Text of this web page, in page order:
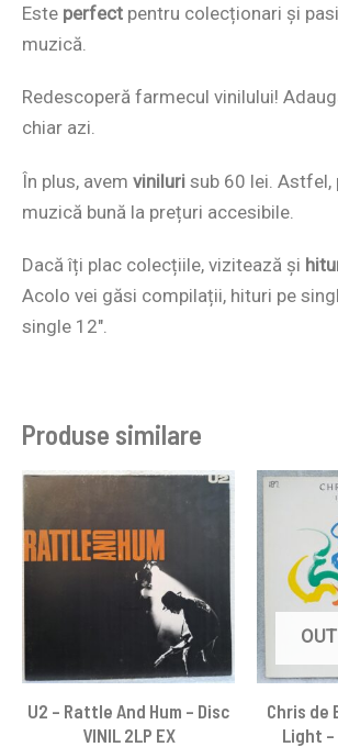
Este perfect pentru colecționari și
muzică.
Redescoperă farmecul vinilului!
chiar azi.
În plus, avem viniluri sub 60 lei. Astfel,
muzică bună la prețuri accesibile.
Dacă îți plac colecțiile, vizitează și
Acolo vei găsi compilații, hituri pe
single 12″.
Produse similare
U2 – Rattle And Hum – Disc
VINIL 2LP EX
Chris de
Light –